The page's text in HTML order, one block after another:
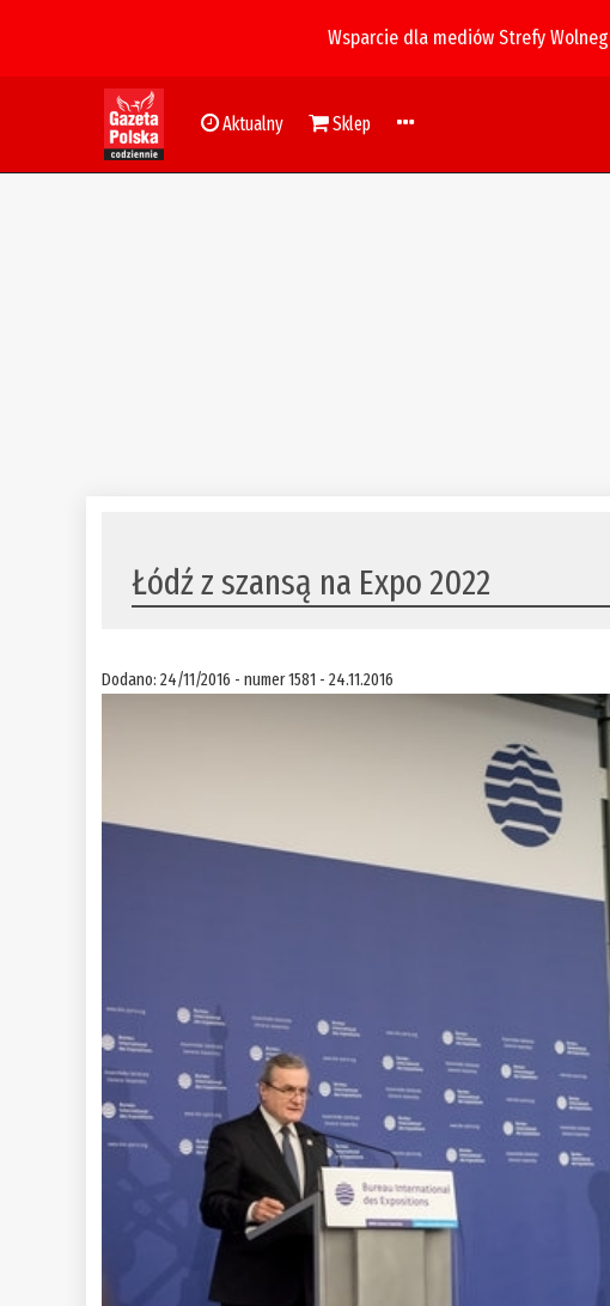
Wsparcie dla mediów Strefy
Aktualny Sklep
Łódź z szansą na Expo 2022
Dodano: 24/11/2016 - numer 1581 - 24.11.2016